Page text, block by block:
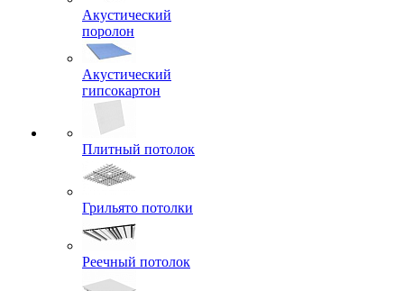
Акустический
поролон
Акустический
гипсокартон
Плитный потолок
Грильято потолки
Реечный потолок